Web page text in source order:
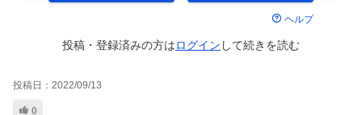
ヘルプ
投稿・登録済みの方はログイン して続きを読む
投稿日： 2022/09/13
0